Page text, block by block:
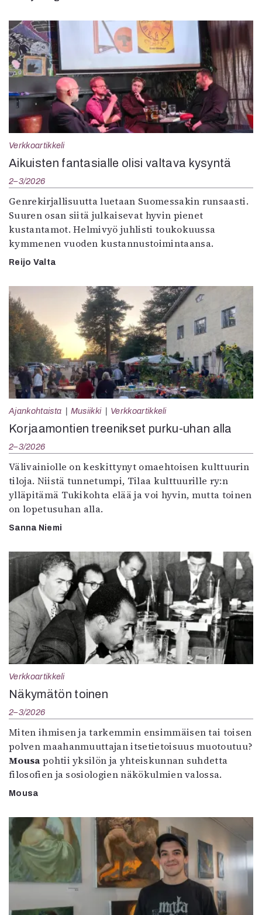
Verkkoartikkeli
Aikuisten fantasialle olisi valtava kysyntä
2–3/2026
Genrekirjallisuutta luetaan Suomessakin runsaasti.
Suuren osan siitä julkaisevat hyvin pienet
kustantamot. Helmivyö juhlisti toukokuussa
kymmenen vuoden kustannustoimintaansa.
Reijo Valta
Ajankohtaista Musiikki Verkkoartikkeli
Korjaamontien treenikset purku-uhan alla
2–3/2026
Välivainiolle on keskittynyt omaehtoisen kulttuurin
tiloja. Niistä tunnetumpi, Tilaa kulttuurille ry:n
ylläpitämä Tukikohta elää ja voi hyvin, mutta toinen
on lopetusuhan alla.
Sanna Niemi
Verkkoartikkeli
Näkymätön toinen
2–3/2026
Miten ihmisen ja tarkemmin ensimmäisen tai toisen
polven maahanmuuttajan itsetietoisuus muotoutuu?
Mousa pohtii yksilön ja yhteiskunnan suhdetta
filosofien ja sosiologien näkökulmien valossa.
Mousa